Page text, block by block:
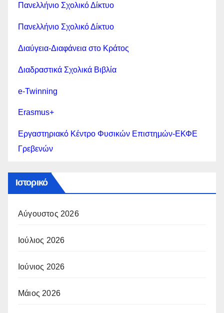
Πανελλήνιο Σχολικό Δίκτυο
Πανελλήνιο Σχολικό Δίκτυο
Διαύγεια-Διαφάνεια στο Κράτος
Διαδραστικά Σχολικά Βιβλία
e-Twinning
Erasmus+
Εργαστηριακό Κέντρο Φυσικών Επιστημών-ΕΚΦΕ
Γρεβενών
Ιστορικό
Αύγουστος 2026
Ιούλιος 2026
Ιούνιος 2026
Μάιος 2026